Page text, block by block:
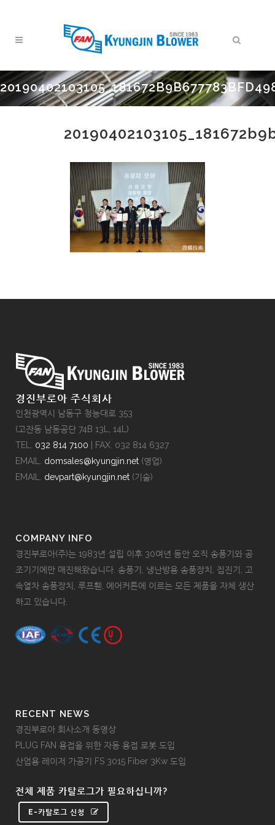
경진부로아 주식회사
인천광역시 남동구 청능대로 353
(고잔동 남동공단 74B 13L, 14L)
TEL. 032 814 7100 | FAX. 032 814 6327
EMAIL. domsales@kyungjin.net (영업)
EMAIL. devpart@kyungjin.net (기술)
COMPANY INFO
경진부로아(주)는 1983년 설립 이후 30여년 동안 오직 송풍기와 공
조기기에만 매진해왔습니다. 송풍기, 냉난방용 송풍장치, 집진기, 고
속열차 송풍장치, 루프휀, 에어커튼에 이르는 모든 제품을 자체 생산
하고 있습니다.
RECENT NEWS
경진부로아 회사소개 동영상
PLUG FAN 용접을 위한 자동 용접 로봇 도입
산업용 레이저 가공기 FS 3015 Fiber 3Kw 도입
전체 제품 카탈로그가 필요하십니까?
E-카탈로그 신청